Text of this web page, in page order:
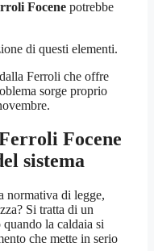
Focene potrebbe
di questi elementi.
Ferroli che offre
sorge proprio
Focene
sistema
normativa di legge,
Si tratta di un
la caldaia si
che mette in serio